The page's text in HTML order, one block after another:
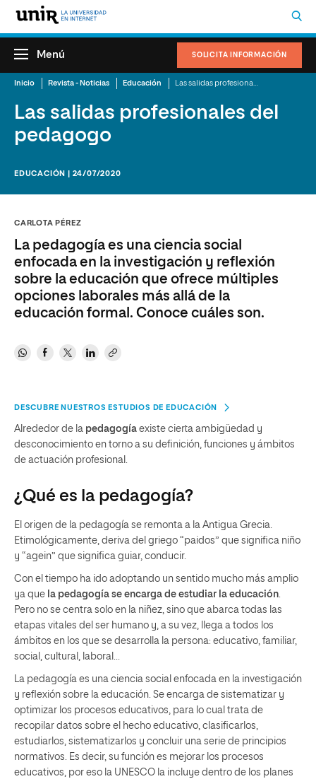
SOLICITA INFORMACIÓN
Menú
Inicio Revista - Noticias Educación
Las salidas profesionales del
pedagogo
EDUCACIÓN | 24/07/2020
CARLOTA PÉREZ
La pedagogía es una ciencia social
enfocada en la investigación y reflexión
sobre la educación que ofrece múltiples
opciones laborales más allá de la
educación formal. Conoce cuáles son.
DESCUBRE NUESTROS ESTUDIOS DE EDUCACIÓN
Alrededor de la pedagogía existe cierta ambigüedad y
desconocimiento en torno a su definición, funciones y ámbitos
de actuación profesional.
¿Qué es la pedagogía?
El origen de la pedagogía se remonta a la Antigua Grecia.
Etimológicamente, deriva del griego “paidos” que significa niño
y “agein” que significa guiar, conducir.
Con el tiempo ha ido adoptando un sentido mucho más amplio
ya que la pedagogía se encarga de estudiar la educación.
Pero no se centra solo en la niñez, sino que abarca todas las
etapas vitales del ser humano y, a su vez, llega a todos los
ámbitos en los que se desarrolla la persona: educativo, familiar,
social, cultural, laboral…
La pedagogía es una ciencia social enfocada en la investigación
y reflexión sobre la educación. Se encarga de sistematizar y
optimizar los procesos educativos, para lo cual trata de
recopilar datos sobre el hecho educativo, clasificarlos,
estudiarlos, sistematizarlos y concluir una serie de principios
normativos. Es decir, su función es mejorar los procesos
educativos, por eso la UNESCO la incluye dentro de los planes